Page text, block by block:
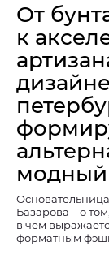
От
к
модный
Базарова – о
в чем
форматным